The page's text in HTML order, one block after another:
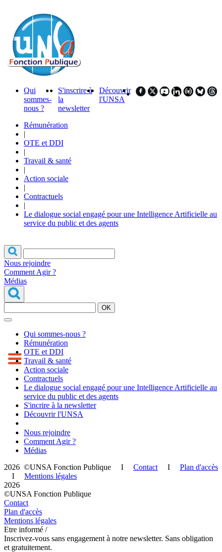
Qui
sommes-
nous ?
S'inscrire à
la
newsletter
Découvrir
l'UNSA
Rémunération
|
OTE et DDI
|
Travail & santé
|
Action sociale
|
Contractuels
|
Le dialogue social engagé pour une Intelligence Artificielle au
service du public et des agents
Nous rejoindre
Comment Agir ?
Médias
OK
Qui sommes-nous ?
Rémunération
OTE et DDI
Travail & santé
Action sociale
Contractuels
Le dialogue social engagé pour une Intelligence Artificielle au
service du public et des agents
S'incrire à la newsletter
Découvrir l'UNSA
Nous rejoindre
Comment Agir ?
Médias
2026 ©UNSA Fonction Publique I Contact I Plan d'accès
I Mentions légales
2026
©UNSA Fonction Publique
Contact
Plan d'accès
Mentions légales
Etre informé /
Inscrivez-vous sans engagement à notre newsletter. Sans obligation
et gratuitement.